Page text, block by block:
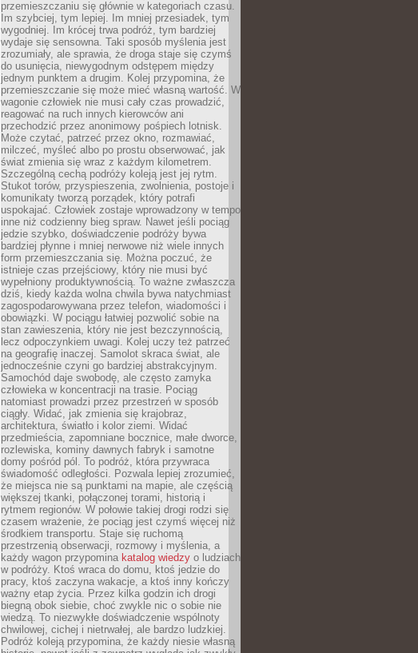
przemieszczaniu się głównie w kategoriach czasu.
Im szybciej, tym lepiej. Im mniej przesiadek, tym
wygodniej. Im krócej trwa podróż, tym bardziej
wydaje się sensowna. Taki sposób myślenia jest
zrozumiały, ale sprawia, że droga staje się czymś
do usunięcia, niewygodnym odstępem między
jednym punktem a drugim. Kolej przypomina, że
przemieszczanie się może mieć własną wartość. W
wagonie człowiek nie musi cały czas prowadzić,
reagować na ruch innych kierowców ani
przechodzić przez anonimowy pośpiech lotnisk.
Może czytać, patrzeć przez okno, rozmawiać,
milczeć, myśleć albo po prostu obserwować, jak
świat zmienia się wraz z każdym kilometrem.
Szczególną cechą podróży koleją jest jej rytm.
Stukot torów, przyspieszenia, zwolnienia, postoje i
komunikaty tworzą porządek, który potrafi
uspokajać. Człowiek zostaje wprowadzony w tempo
inne niż codzienny bieg spraw. Nawet jeśli pociąg
jedzie szybko, doświadczenie podróży bywa
bardziej płynne i mniej nerwowe niż wiele innych
form przemieszczania się. Można poczuć, że
istnieje czas przejściowy, który nie musi być
wypełniony produktywnością. To ważne zwłaszcza
dziś, kiedy każda wolna chwila bywa natychmiast
zagospodarowywana przez telefon, wiadomości i
obowiązki. W pociągu łatwiej pozwolić sobie na
stan zawieszenia, który nie jest bezczynnością,
lecz odpoczynkiem uwagi. Kolej uczy też patrzeć
na geografię inaczej. Samolot skraca świat, ale
jednocześnie czyni go bardziej abstrakcyjnym.
Samochód daje swobodę, ale często zamyka
człowieka w koncentracji na trasie. Pociąg
natomiast prowadzi przez przestrzeń w sposób
ciągły. Widać, jak zmienia się krajobraz,
architektura, światło i kolor ziemi. Widać
przedmieścia, zapomniane bocznice, małe dworce,
rozlewiska, kominy dawnych fabryk i samotne
domy pośród pól. To podróż, która przywraca
świadomość odległości. Pozwala lepiej zrozumieć,
że miejsca nie są punktami na mapie, ale częścią
większej tkanki, połączonej torami, historią i
rytmem regionów. W połowie takiej drogi rodzi się
czasem wrażenie, że pociąg jest czymś więcej niż
środkiem transportu. Staje się ruchomą
przestrzenią obserwacji, rozmowy i myślenia, a
każdy wagon przypomina katalog wiedzy o ludziach
w podróży. Ktoś wraca do domu, ktoś jedzie do
pracy, ktoś zaczyna wakacje, a ktoś inny kończy
ważny etap życia. Przez kilka godzin ich drogi
biegną obok siebie, choć zwykle nic o sobie nie
wiedzą. To niezwykłe doświadczenie wspólnoty
chwilowej, cichej i nietrwałej, ale bardzo ludzkiej.
Podróż koleją przypomina, że każdy niesie własną